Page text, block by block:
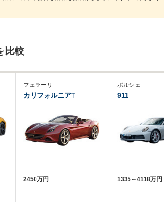
比較
フェラーリ
カリフォルニアT
2450万円
ポルシェ
911
1335～4118万円